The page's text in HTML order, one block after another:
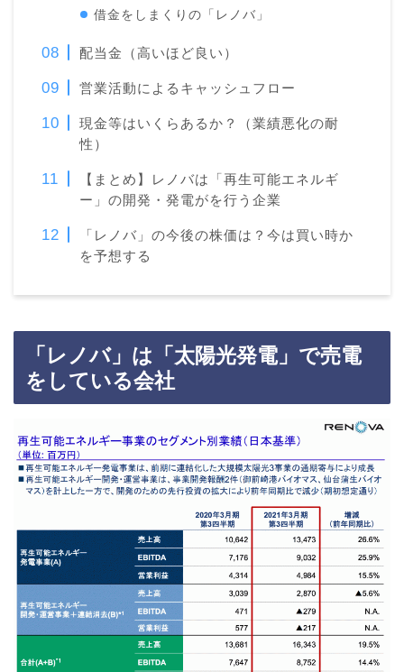
借金をしまくりの「レノバ」
配当金（高いほど良い）
営業活動によるキャッシュフロー
現金等はいくらあるか？（業績悪化の耐
性）
【まとめ】レノバは「再生可能エネルギ
ー」の開発・発電がを行う企業
「レノバ」の今後の株価は？今は買い時か
を予想する
「 レノバ」は「太陽光発電」で売電
をしている会社